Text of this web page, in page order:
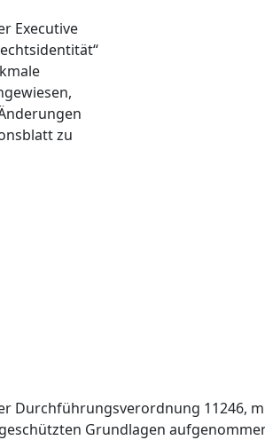
Executive
zu
Durchführungsverordnung 11246,
Grundlagen